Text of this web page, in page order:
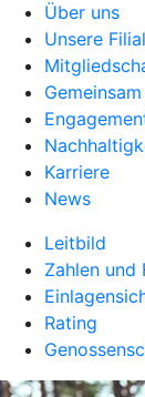
Über uns
Unsere
Karriere
News
Leitbild
Zahlen und
Rating